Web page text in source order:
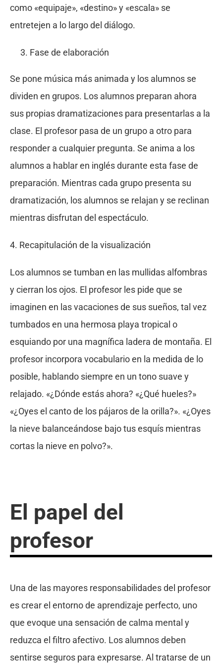
como «equipaje», «destino» y «escala» se
entretejen a lo largo del diálogo.
Fase de elaboración
Se pone música más animada y los alumnos se
dividen en grupos. Los alumnos preparan ahora
sus propias dramatizaciones para presentarlas a la
clase. El profesor pasa de un grupo a otro para
responder a cualquier pregunta. Se anima a los
alumnos a hablar en inglés durante esta fase de
preparación. Mientras cada grupo presenta su
dramatización, los alumnos se relajan y se reclinan
mientras disfrutan del espectáculo.
4. Recapitulación de la visualización
Los alumnos se tumban en las mullidas alfombras
y cierran los ojos. El profesor les pide que se
imaginen en las vacaciones de sus sueños, tal vez
tumbados en una hermosa playa tropical o
esquiando por una magnífica ladera de montaña. El
profesor incorpora vocabulario en la medida de lo
posible, hablando siempre en un tono suave y
relajado. «¿Dónde estás ahora? «¿Qué hueles?»
«¿Oyes el canto de los pájaros de la orilla?». «¿Oyes
la nieve balanceándose bajo tus esquís mientras
cortas la nieve en polvo?».
El papel del
profesor
Una de las mayores responsabilidades del profesor
es crear el entorno de aprendizaje perfecto, uno
que evoque una sensación de calma mental y
reduzca el filtro afectivo. Los alumnos deben
sentirse seguros para expresarse. Al tratarse de un